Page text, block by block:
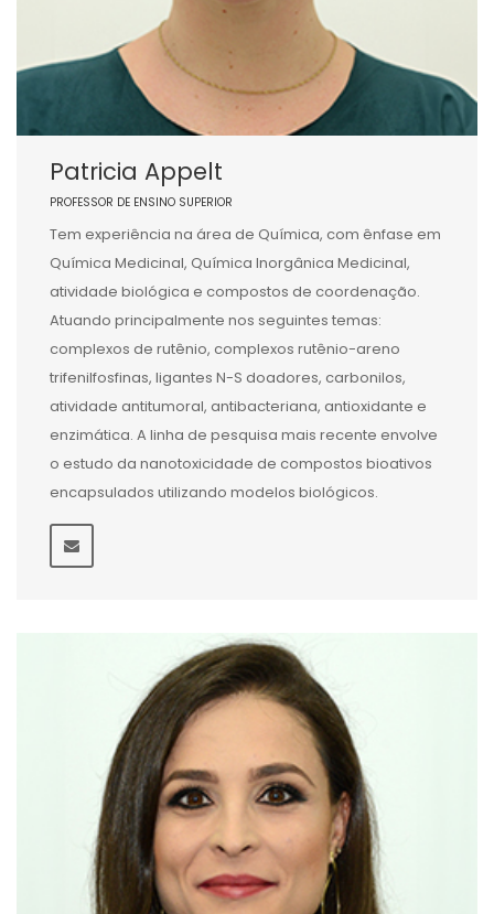
Patricia Appelt
PROFESSOR DE ENSINO SUPERIOR
Tem experiência na área de Química, com ênfase em
Química Medicinal, Química Inorgânica Medicinal,
atividade biológica e compostos de coordenação.
Atuando principalmente nos seguintes temas:
complexos de rutênio, complexos rutênio-areno
trifenilfosfinas, ligantes N-S doadores, carbonilos,
atividade antitumoral, antibacteriana, antioxidante e
enzimática. A linha de pesquisa mais recente envolve
o estudo da nanotoxicidade de compostos bioativos
encapsulados utilizando modelos biológicos.